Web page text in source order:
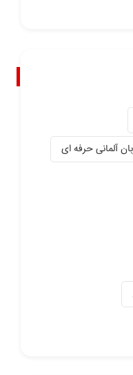
آلمانی حرفه ای